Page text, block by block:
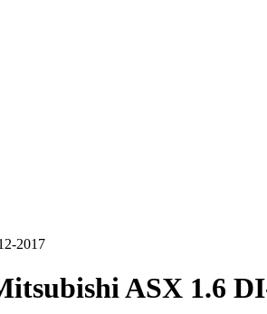
2017
ASX 1.6